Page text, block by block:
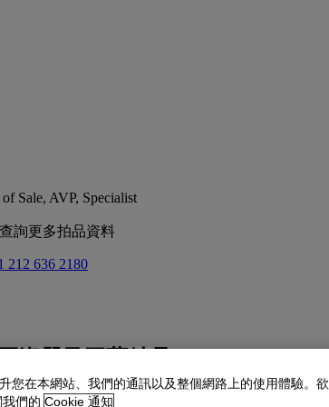
Sale, AVP, Specialist
詢更多拍品資料
212 636 2180
您在本網站、我們的通訊以及整個網路上的使用體驗。欲
們的 Cookie 通知